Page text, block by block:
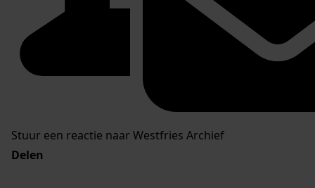
Stuur een reactie naar Westfries Archief
Delen